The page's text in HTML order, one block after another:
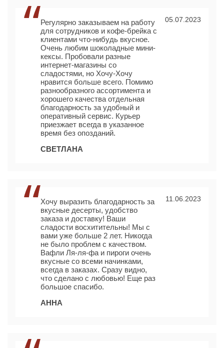
Регулярно заказываем на работу
для сотрудников и кофе-брейка с
клиентами что-нибудь вкусное.
Очень любим шоколадные мини-
кексы. Пробовали разные
интернет-магазины со
сладостями, но Хочу-Хочу
нравится больше всего. Помимо
разнообразного ассортимента и
хорошего качества отдельная
благодарность за удобный и
оперативный сервис. Курьер
приезжает всегда в указанное
время без опозданий.
СВЕТЛАНА
05.07.2023
Хочу выразить благодарность за
вкусные десерты, удобство
заказа и доставку! Ваши
сладости восхитительны! Мы с
вами уже больше 2 лет. Никогда
не было проблем с качеством.
Вафли Ля-ля-фа и пироги очень
вкусные со всеми начинками,
всегда в заказах. Сразу видно,
что сделано с любовью! Еще раз
большое спасибо.
АННА
11.06.2023